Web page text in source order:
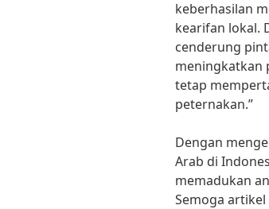
keberhasilan
kearifan lokal.
cenderung
meningkatkan
tetap
peternakan.”
Dengan
Arab di
memadukan
Semoga